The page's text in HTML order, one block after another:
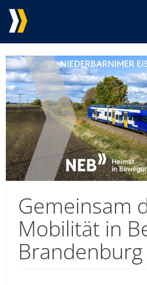
Gemeinsam
Mobilität in